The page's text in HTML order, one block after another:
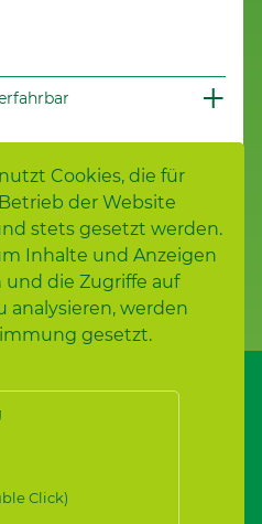
Cookies, die für
der Website
stets gesetzt werden.
Inhalte und Anzeigen
und die Zugriffe auf
analysieren, werden
gesetzt.
Click)
｜Datenschutz für